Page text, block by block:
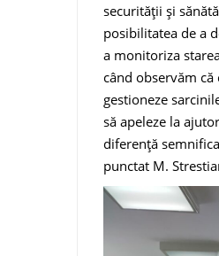
securității și
posibilitatea de a
a monitoriza
când observăm
gestioneze
să apeleze la
diferență
punctat M.